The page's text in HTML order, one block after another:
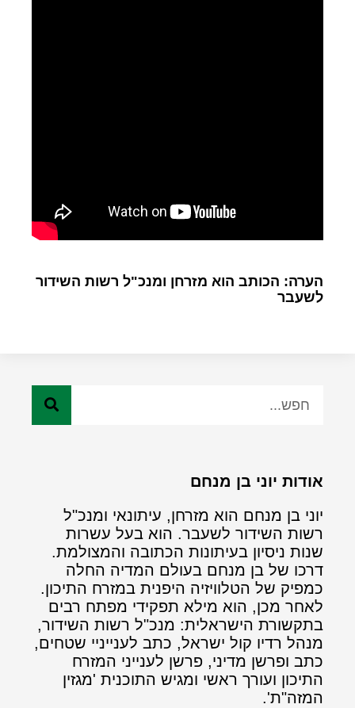
הערה: הכותב הוא מזרחן ומנכ"ל רשות השידור
לשעבר
אודות יוני בן מנחם
יוני בן מנחם הוא מזרחן, עיתונאי ומנכ"ל
רשות השידור לשעבר. הוא בעל עשרות
שנות ניסיון בעיתונות הכתובה והמצולמת.
דרכו של בן מנחם בעולם המדיה החלה
כמפיק של הטלוויזיה היפנית במזרח התיכון.
לאחר מכן, הוא מילא תפקידי מפתח רבים
בתקשורת הישראלית: מנכ"ל רשות השידור,
מנהל רדיו קול ישראל, כתב לענייניי שטחים,
כתב ופרשן מדיני, פרשן לענייני המזרח
התיכון ועורך ראשי ומגיש התוכנית 'מגזין
המזה"ת'.